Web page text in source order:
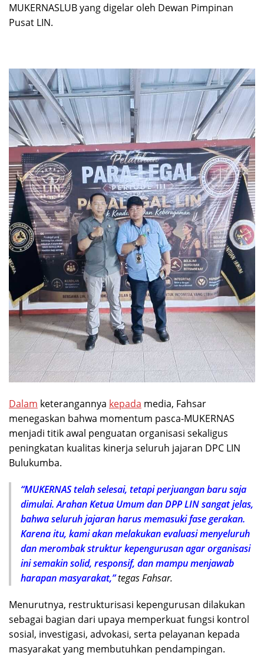
MUKERNASLUB yang digelar oleh Dewan Pimpinan
Pusat LIN.
Dalam keterangannya kepada media, Fahsar
menegaskan bahwa momentum pasca-MUKERNAS
menjadi titik awal penguatan organisasi sekaligus
peningkatan kualitas kinerja seluruh jajaran DPC LIN
Bulukumba.
“MUKERNAS telah selesai, tetapi perjuangan baru saja
dimulai. Arahan Ketua Umum dan DPP LIN sangat jelas,
bahwa seluruh jajaran harus memasuki fase gerakan.
Karena itu, kami akan melakukan evaluasi menyeluruh
dan merombak struktur kepengurusan agar organisasi
ini semakin solid, responsif, dan mampu menjawab
harapan masyarakat,”tegas Fahsar.
Menurutnya, restrukturisasi kepengurusan dilakukan
sebagai bagian dari upaya memperkuat fungsi kontrol
sosial, investigasi, advokasi, serta pelayanan kepada
masyarakat yang membutuhkan pendampingan.